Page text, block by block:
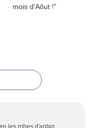
les robes d'antan.